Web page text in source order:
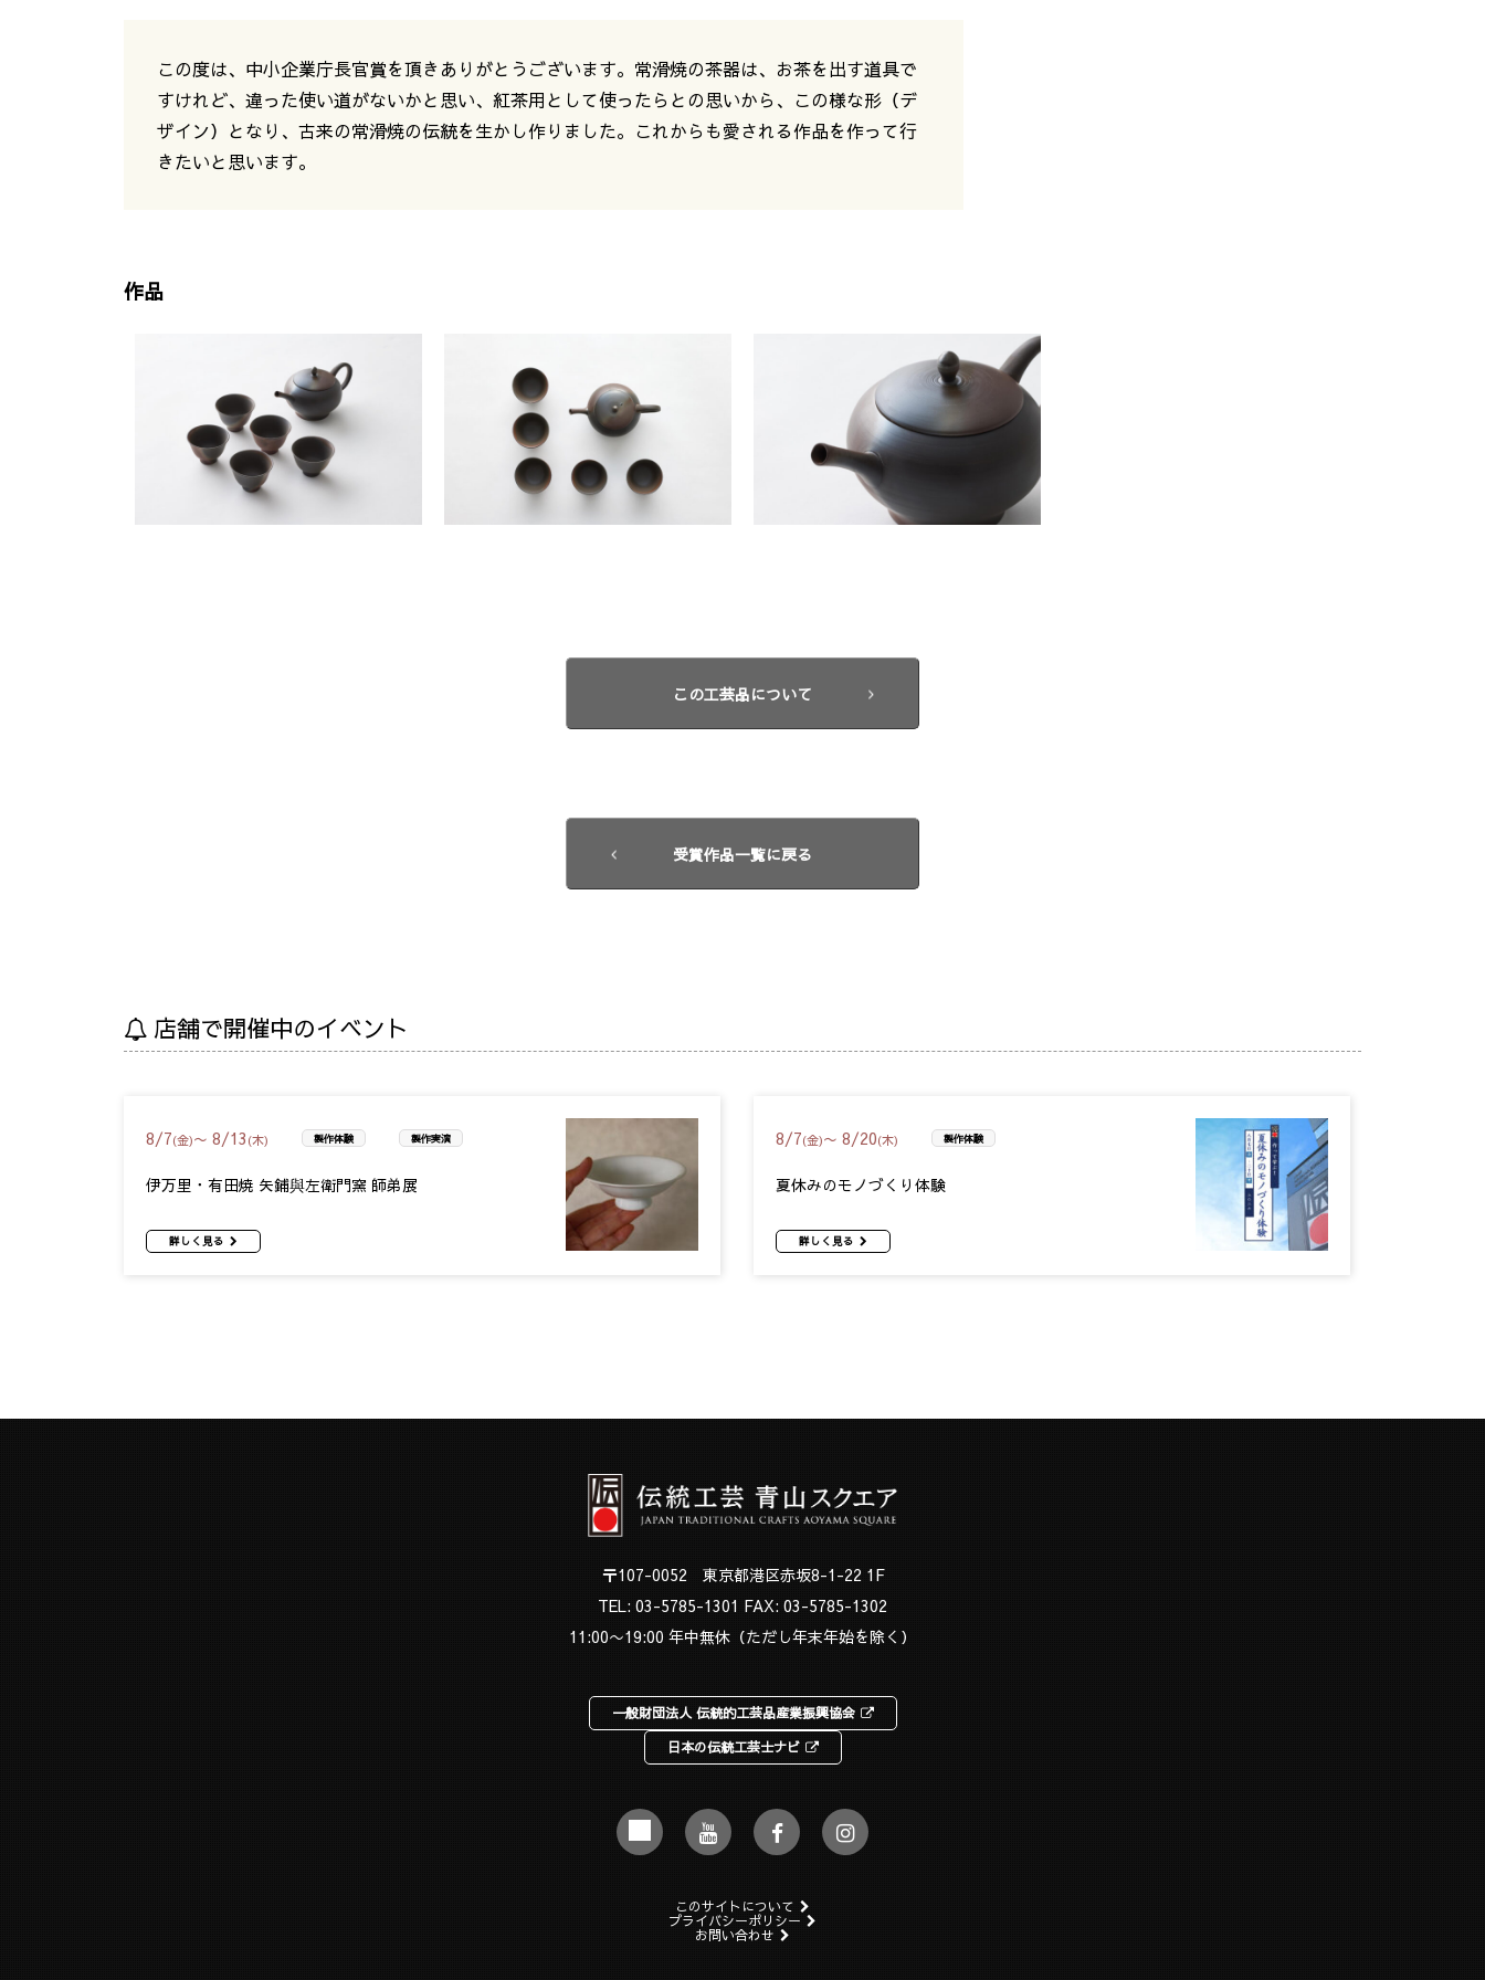
この度は、中小企業庁長官賞を頂きありがとうございます。常滑焼の茶器は、お茶を出す道具で
すけれど、違った使い道がないかと思い、紅茶用として使ったらとの思いから、この様な形（デ
ザイン）となり、古来の常滑焼の伝統を生かし作りました。これからも愛される作品を作って行
きたいと思います。
作品
この工芸品について
受賞作品一覧に戻る
店舗で開催中のイベント
8/7(金)〜 8/13 (木) 製作体験 製作実演
伊万里・有田焼 矢鋪與左衛門窯 師弟展
詳しく見る
8/7(金)〜 8/20(木) 製作体験
夏休みのモノづくり体験
詳しく見る
〒107-0052 東京都港区赤坂8-1-22 1F
TEL: 03-5785-1301 FAX: 03-5785-1302
11:00〜19:00 年中無休（ただし年末年始を除く）
一般財団法人 伝統的工芸品産業振興協会
日本の伝統工芸士ナビ
このサイトについて
プライバシーポリシー
お問い合わせ